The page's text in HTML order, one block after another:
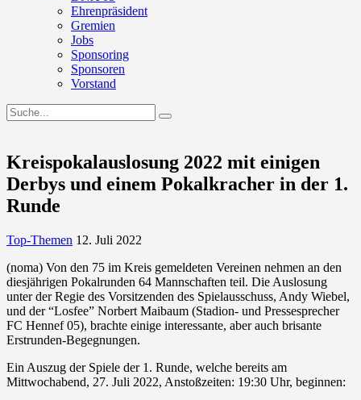
Ehrenpräsident
Gremien
Jobs
Sponsoring
Sponsoren
Vorstand
Kreispokalauslosung 2022 mit einigen
Derbys und einem Pokalkracher in der 1.
Runde
Top-Themen 12. Juli 2022
(noma) Von den 75 im Kreis gemeldeten Vereinen nehmen an den
diesjährigen Pokalrunden 64 Mannschaften teil. Die Auslosung
unter der Regie des Vorsitzenden des Spielausschuss, Andy Wiebel,
und der “Losfee” Norbert Maibaum (Stadion- und Pressesprecher
FC Hennef 05), brachte einige interessante, aber auch brisante
Erstrunden-Begegnungen.
Ein Auszug der Spiele der 1. Runde, welche bereits am
Mittwochabend, 27. Juli 2022, Anstoßzeiten: 19:30 Uhr, beginnen: